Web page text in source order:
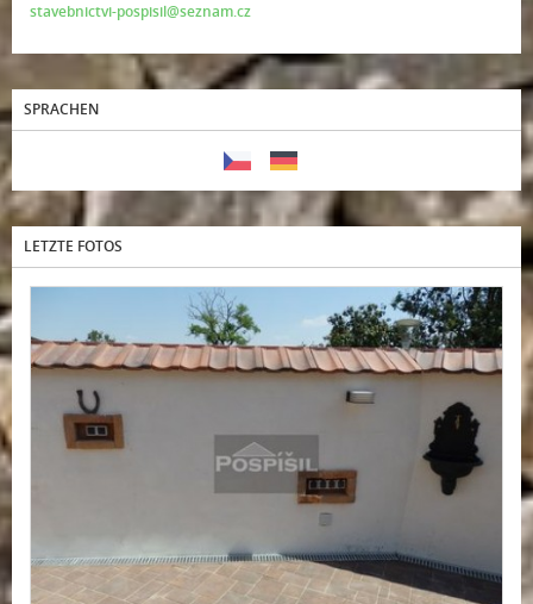
stavebnictvi-pospisil@seznam.cz
SPRACHEN
LETZTE FOTOS